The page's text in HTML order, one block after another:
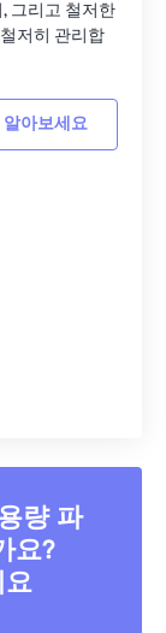
그리고 철저한
저히 관리합
아보세요
량 파
요?
요